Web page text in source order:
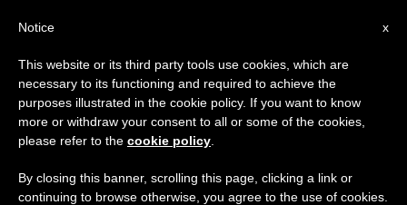
TAG
Posts Tagged ‘حفل
الاعتراف’
x
Notice
This website or its third party tools use cookies, which are
necessary to its functioning and required to achieve the
purposes illustrated in the cookie policy. If you want to know
more or withdraw your consent to all or some of the cookies,
please refer to the cookie policy
By closing this banner, scrolling this page, clicking a link or
continuing to browse otherwise, you agree to the use of cookies.